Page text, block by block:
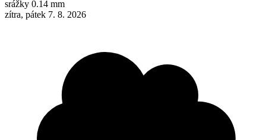
srážky 0.14 mm
zítra, pátek 7. 8. 2026